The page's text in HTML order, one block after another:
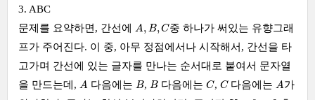
3. ABC
문제를 요약하면, 간선에 A, B,C
A B,C
중 하나가 써있는 유향그래
프가 주어진다. 이 중, 아무 정점에서나 시작해서, 간선을 타
고가며 간선에 있는 글자를 만나는 순서대로 붙여서 문자열
을 만드는데, A
A 다음에는 B
B, B
B 다음에는 C
C, C
C다음에는 A
A가